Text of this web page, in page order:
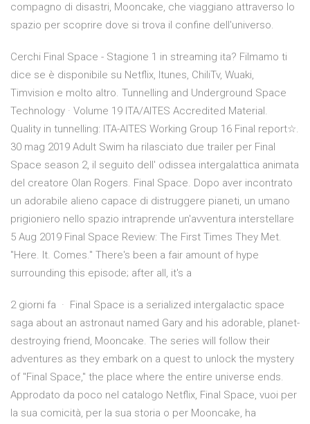
compagno di disastri, Mooncake, che viaggiano attraverso lo
spazio per scoprire dove si trova il confine dell'universo.
Cerchi Final Space - Stagione 1 in streaming ita? Filmamo ti
dice se è disponibile su Netflix, Itunes, ChiliTv, Wuaki,
Timvision e molto altro. Tunnelling and Underground Space
Technology · Volume 19 ITA/AITES Accredited Material.
Quality in tunnelling: ITA-AITES Working Group 16 Final report☆.
30 mag 2019 Adult Swim ha rilasciato due trailer per Final
Space season 2, il seguito dell' odissea intergalattica animata
del creatore Olan Rogers. Final Space. Dopo aver incontrato
un adorabile alieno capace di distruggere pianeti, un umano
prigioniero nello spazio intraprende un'avventura interstellare
5 Aug 2019 Final Space Review: The First Times They Met.
"Here. It. Comes." There's been a fair amount of hype
surrounding this episode; after all, it's a
2 giorni fa · Final Space is a serialized intergalactic space
saga about an astronaut named Gary and his adorable, planet-
destroying friend, Mooncake. The series will follow their
adventures as they embark on a quest to unlock the mystery
of "Final Space," the place where the entire universe ends.
Approdato da poco nel catalogo Netflix, Final Space, vuoi per
la sua comicità, per la sua storia o per Mooncake, ha